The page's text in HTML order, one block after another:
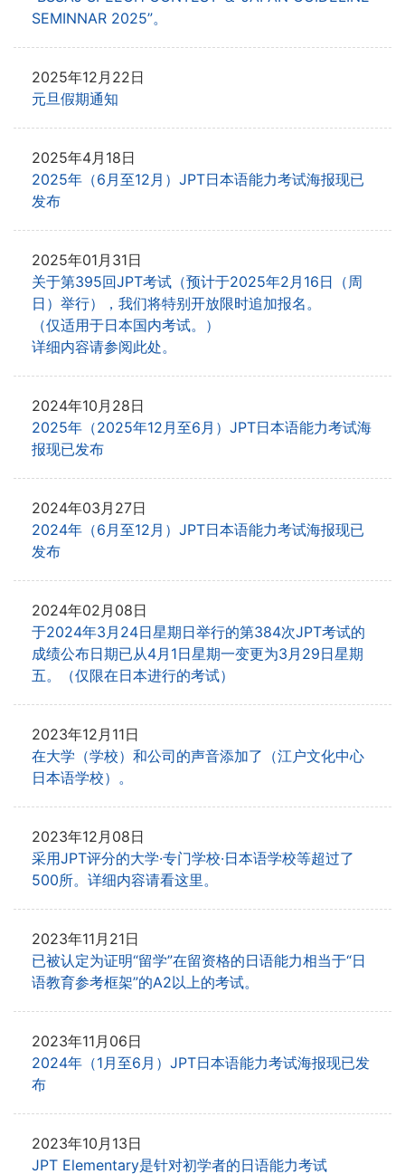
SEMINNAR 2025”。
2025年12月22日
元旦假期通知
2025年4月18日
2025年（6月至12月）JPT日本语能力考试海报现已
发布
2025年01月31日
关于第395回JPT考试（预计于2025年2月16日（周
日）举行），我们将特别开放限时追加报名。
（仅适用于日本国内考试。）
详细内容请参阅此处。
2024年10月28日
2025年（2025年12月至6月）JPT日本语能力考试海
报现已发布
2024年03月27日
2024年（6月至12月）JPT日本语能力考试海报现已
发布
2024年02月08日
于2024年3月24日星期日举行的第384次JPT考试的
成绩公布日期已从4月1日星期一变更为3月29日星期
五。（仅限在​​日本进行的考试）
2023年12月11日
在大学（学校）和公司的声音添加了（江户文化中心
日本语学校）。
2023年12月08日
采用JPT评分的大学·专门学校·日本语学校等超过了
500所。详细内容请看这里。
2023年11月21日
已被认定为证明“留学”在留资格的日语能力相当于“日
语教育参考框架”的A2以上的考试。
2023年11月06日
2024年（1月至6月）JPT日本语能力考试海报现已发
布
2023年10月13日
JPT Elementary是针对初学者的日语能力考试